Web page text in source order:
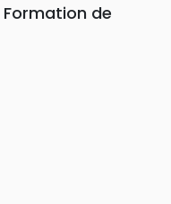
de